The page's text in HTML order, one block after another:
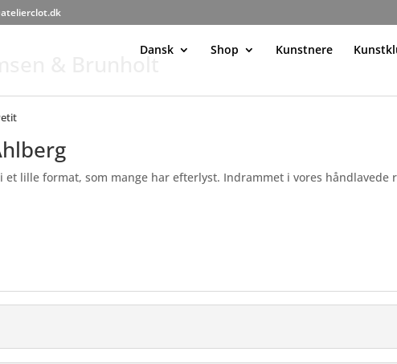
Dansk Shop Kunstnere
& Brunholt
et lille format, som mange har efterlyst. Indrammet i vores